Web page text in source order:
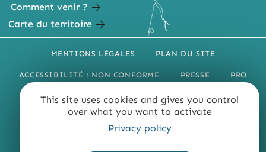
This site uses cookies and gives you control
over what you want to activate
Privacy policy
Comment venir ?
Carte du territoire
MENTIONS LÉGALES PLAN DU SITE
ACCESSIBILITÉ : NON CONFORME PRESSE PRO
QUI SOMMES-NOUS ?